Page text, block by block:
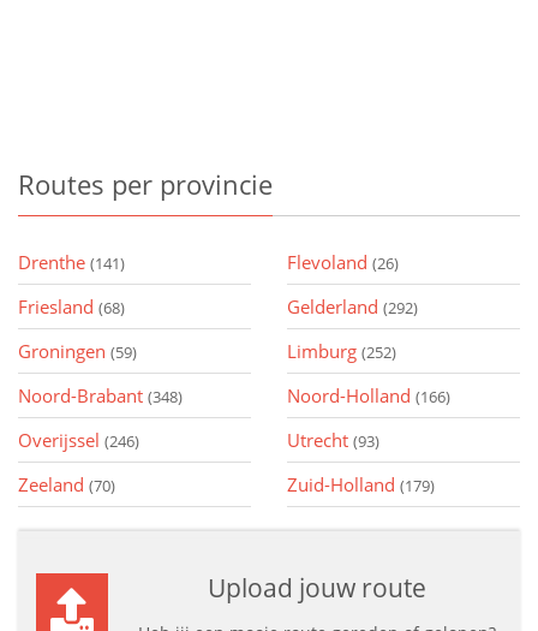
Routes per provincie
Drenthe (141) Flevoland (26)
Friesland (68) Gelderland (292)
Groningen (59) Limburg (252)
Noord-Brabant (348) Noord-Holland (166)
Overijssel (246) Utrecht (93)
Zeeland (70) Zuid-Holland (179)
Upload jouw route